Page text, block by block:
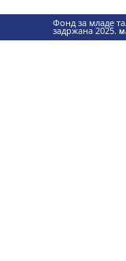
Фонд за младе
задржана 2025.